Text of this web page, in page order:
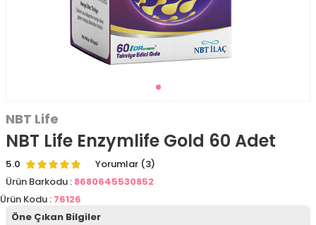
NBT Life
NBT Life Enzymlife Gold 60 Adet
5.0
Yorumlar (3)
Ürün Barkodu : 8680645530852
Ürün Kodu : 76126
Öne Çıkan Bilgiler